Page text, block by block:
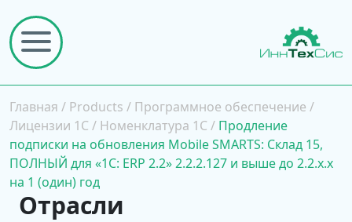
Главная / Products / Программное обеспечение /
Лицензии 1С / Номенклатура 1С / Продление
подписки на обновления Mobile SMARTS: Склад 15,
ПОЛНЫЙ для «1С: ERP 2.2» 2.2.2.127 и выше до 2.2.x.x
на 1 (один) год
Отрасли